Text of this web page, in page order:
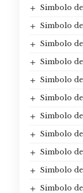
Simbolo
Simbolo
Simbolo
Simbolo
Simbolo
Simbolo
Simbolo
Simbolo
Simbolo
Simbolo
Simbolo